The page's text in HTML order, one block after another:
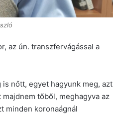
az ún. transzfervágással a
is nőtt, egyet hagyunk meg, azt
tőből, meghagyva az
minden koronaágnál